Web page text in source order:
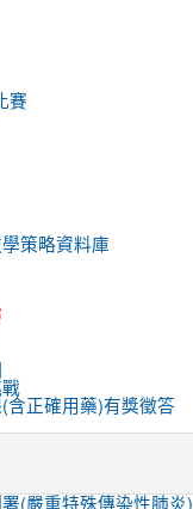
賽
策略資料庫
含正確用藥)有獎徵答
(嚴重特殊傳染性肺炎)